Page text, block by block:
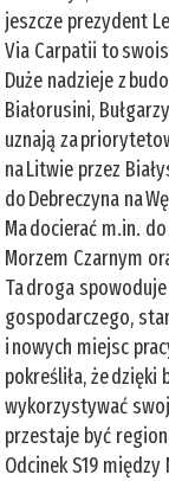
jeszcze prezydent
Via Carpatii to
Duże nadzieje z
Białorusini,
uznają za
na Litwie przez
do Debreczyna na
Ma docierać m.in.
Morzem Czarnym
Ta droga
gospodarczego,
i nowych miejsc
pokreśliła, że
wykorzystywać
przestaje być
Odcinek S19 między